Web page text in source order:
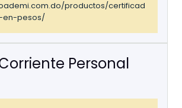
productos/certificad
en-pesos/
Personal